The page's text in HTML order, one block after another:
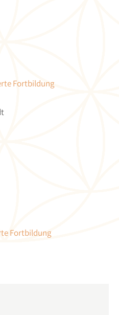
Fortbildung
Fortbildung